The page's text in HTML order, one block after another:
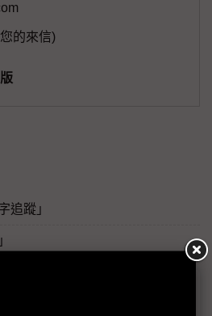
的來信)
追蹤」